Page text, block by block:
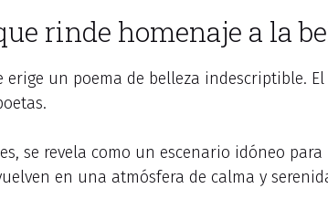
rinde homenaje a la
un poema de belleza indescriptible.
se revela como un escenario idóneo
en una atmósfera de calma y